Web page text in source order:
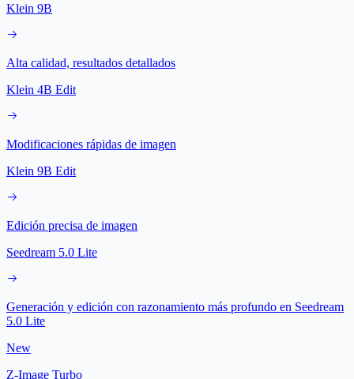
Klein 9B
Alta calidad, resultados detallados
Klein 4B Edit
Modificaciones rápidas de imagen
Klein 9B Edit
Edición precisa de imagen
Seedream 5.0 Lite
Generación y edición con razonamiento más profundo en Seedream
5.0 Lite
New
Z-Image Turbo